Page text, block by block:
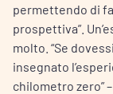
permettendo di
prospettiva”.
molto. “Se
insegnato
chilometro zero”